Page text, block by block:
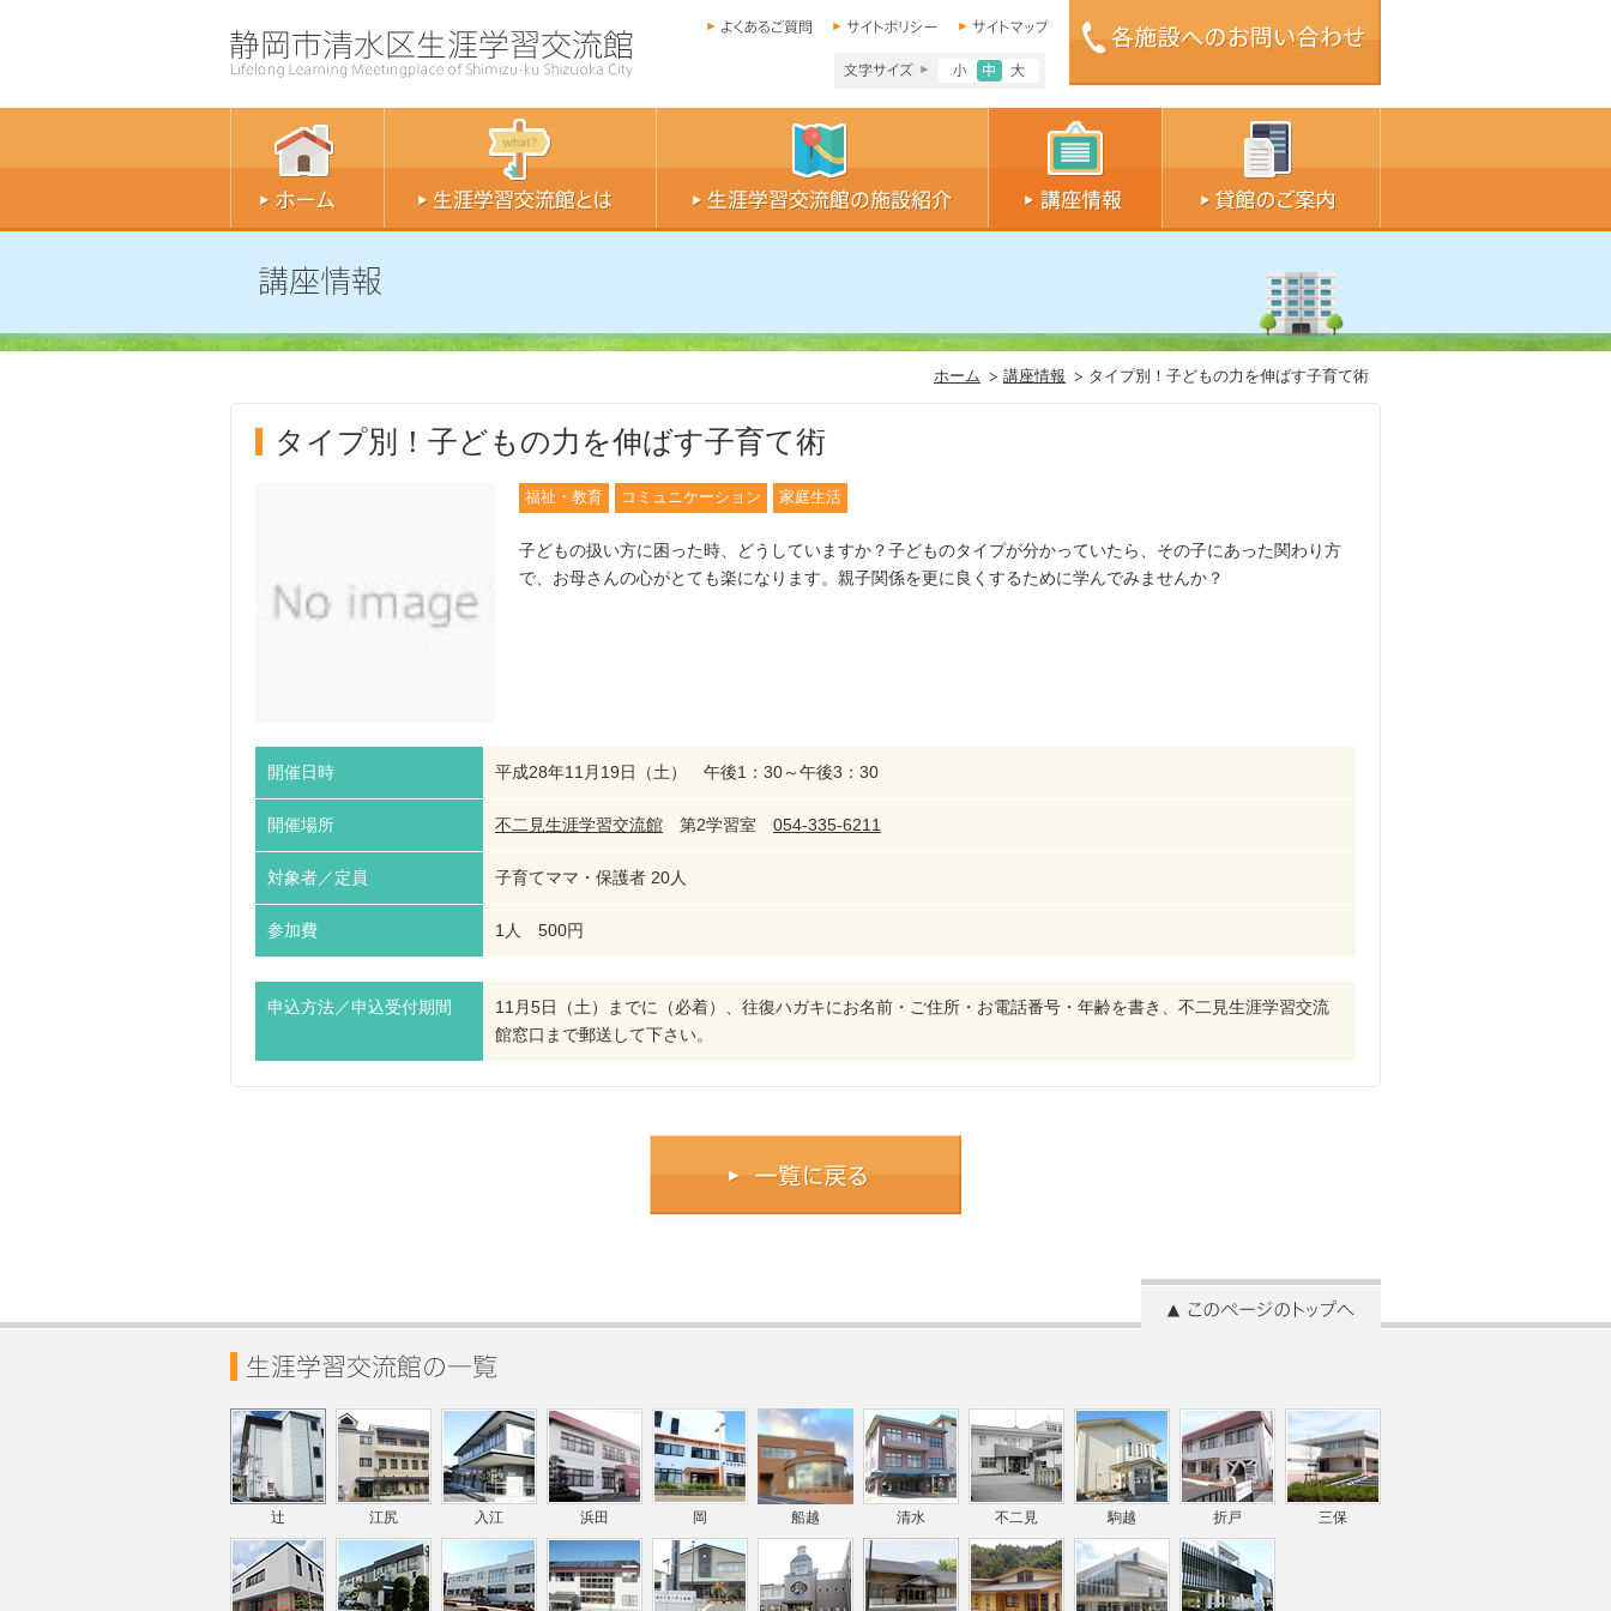
文字サイズ小
文字サイズ中
ホーム 講座情報 タイプ別！子どもの力を伸ばす子育て術
タイプ別！子どもの力を伸ばす子育て術
福祉・教育 コミュニケーション 家庭生活
子どもの扱い方に困った時、どうしていますか？子どものタイプが分かっていたら、その子にあった関わり方
で、お母さんの心がとても楽になります。親子関係を更に良くするために学んでみませんか？
開催日時 平成28年11月19日（土） 午後1：30～午後3：30
開催場所 不二見生涯学習交流館 第2学習室 054-335-6211
対象者／定員 子育てママ・保護者 20人
参加費 1人 500円
申込方法／申込受付期間
11月5日（土）までに（必着）、往復ハガキにお名前・ご住所・お電話番号・年齢を書き、不二見生涯学習交流
館窓口まで郵送して下さい。
辻 江尻 入江 浜田 岡 船越 清水 不二見 駒越 折戸 三保